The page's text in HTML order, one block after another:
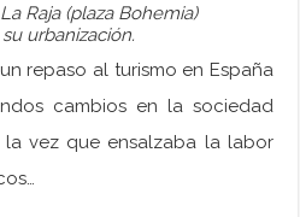
Raja (plaza Bohemia)
urbanización.
repaso al turismo en España
cambios en la sociedad
vez que ensalzaba la labor